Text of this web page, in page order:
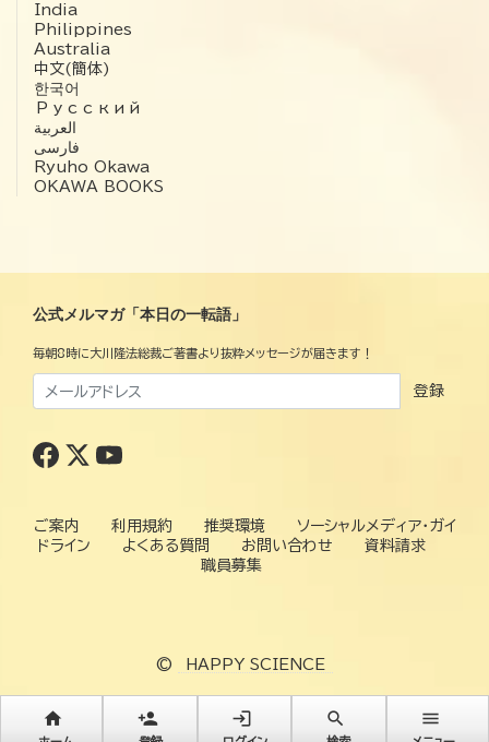
India
Philippines
Australia
中文(簡体)
한국어
Русский
العربية‏
فارسی
Ryuho Okawa
OKAWA BOOKS
公式メルマガ「本日の一転語」
毎朝8時に大川隆法総裁ご著書より抜粋メッセージが届きます！
登録
ご案内 利用規約 推奨環境
ソーシャルメディア・ガイ
ドライン
よくある質問 お問い合わせ
資料請求
職員募集
© HAPPY SCIENCE
home person_add login search menu